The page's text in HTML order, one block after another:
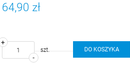
64,90 zł
-
+
szt. DO KOSZYKA